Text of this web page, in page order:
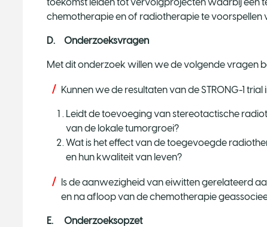
chemotherapie en of radiotherapie te voorspellen
D. Onderzoeksvragen
Met dit onderzoek willen we de volgende vragen
Kunnen we de resultaten van de STRONG-1
Leidt de toevoeging van stereotactische
van de lokale tumorgroei?
Wat is het effect van de toegevoegde
en hun kwaliteit van leven?
Is de aanwezigheid van eiwitten gerelateerd
en na afloop van de chemotherapie
E. Onderzoeksopzet